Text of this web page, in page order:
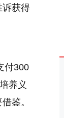
诉获得
付300
养义
鉴。